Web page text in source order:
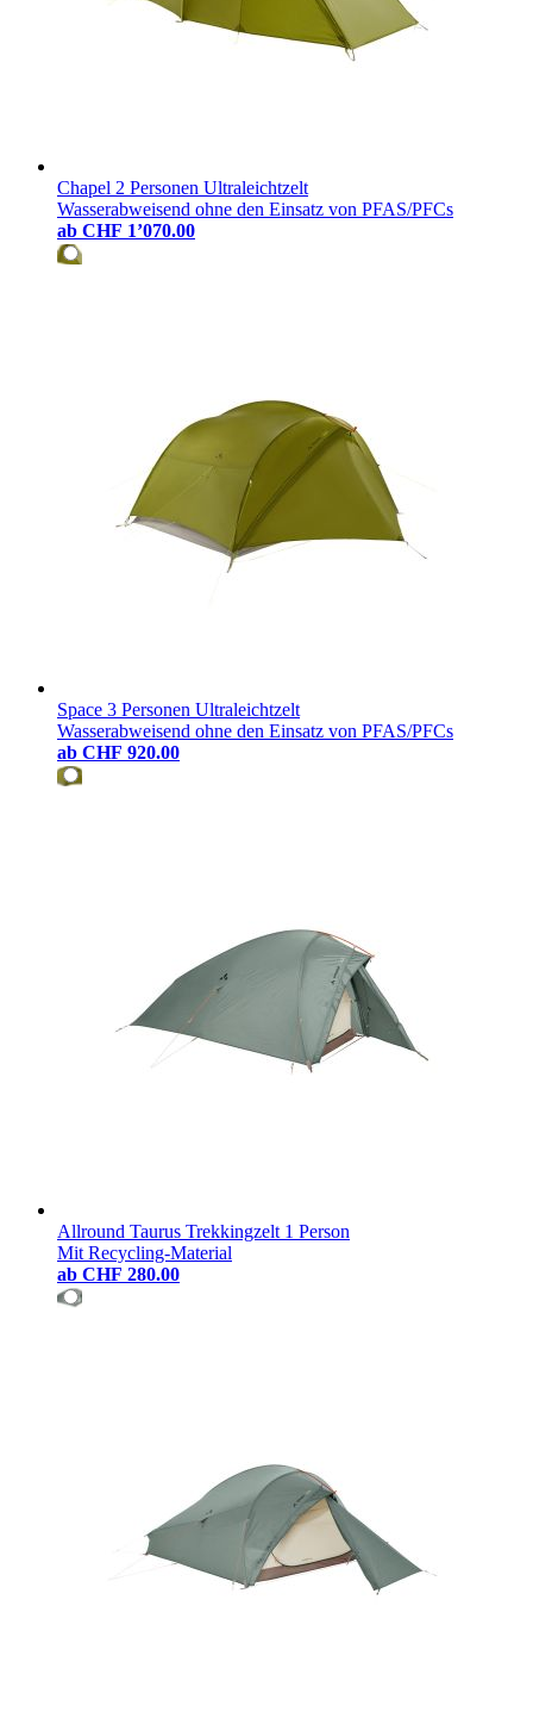
Chapel 2 Personen Ultraleichtzelt
Wasserabweisend ohne den Einsatz von PFAS/PFCs
ab CHF 1’070.00
Space 3 Personen Ultraleichtzelt
Wasserabweisend ohne den Einsatz von PFAS/PFCs
ab CHF 920.00
Allround Taurus Trekkingzelt 1 Person
Mit Recycling-Material
ab CHF 280.00